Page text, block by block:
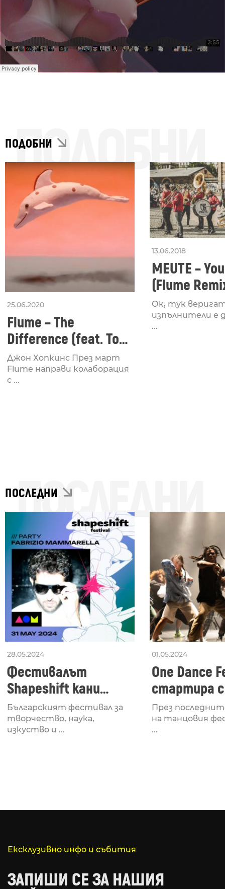
ПОДОБНИ
ПОДОБНИ
25.06.2020
Flume – The
Difference (feat. Toro
y Moi) / Jon Hopkins
Remix
Джон Хопкинс През март
Flume направи колаборация
с ...
13.06.2018
MEUTE –
(Flume
Ок, тук
изпълнители е
...
ПОСЛЕДНИ
ПОСЛЕДНИ
28.05.2024
Фестивалът
Shapeshift кани
Fabrizio Mammarella
за откриването си
Българският фестивал за
творчество, наука,
изкуство и ...
01.05.2024
One Dance
стартира
Lucid,
рейв
През
на танцовия
...
Ексклузивно инфо и събития
ЗАПИШИ СЕ ЗА НАШИЯ